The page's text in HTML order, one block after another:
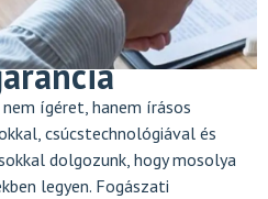
ígéret, hanem írásos
csúcstechnológiával és
dolgozunk, hogy mosolya
legyen. Fogászati